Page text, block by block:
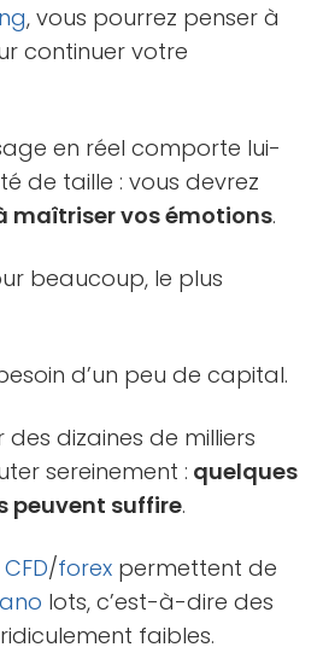
, vous pourrez penser à
continuer votre
en réel comporte lui-
de taille : vous devrez
maîtriser vos émotions.
beaucoup, le plus
d’un peu de capital.
des dizaines de milliers
sereinement : quelques
peuvent suffire.
CFD/forex permettent de
lots, c’est-à-dire des
faibles.